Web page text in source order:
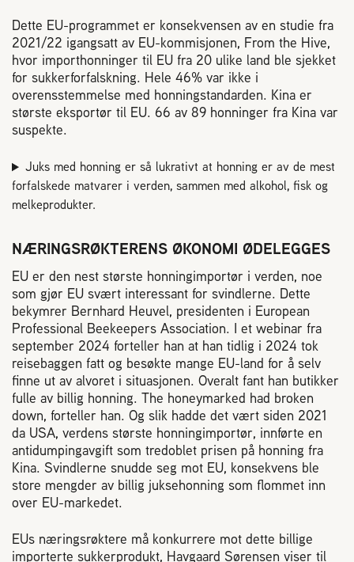
Min side (Rubic)
Dampsagveien 14
2004 Lillestrøm
TEL 63 94 20 80
post@norbi.no
Dette EU-programmet er konsekvensen av en studie fra
2021/22 igangsatt av EU-kommisjonen, From the Hive,
hvor importhonninger til EU fra 20 ulike land ble sjekket
for sukkerforfalskning. Hele 46% var ikke i
overensstemmelse med honningstandarden. Kina er
største eksportør til EU. 66 av 89 honninger fra Kina var
suspekte.
Juks med honning er så lukrativt at honning er av de mest
forfalskede matvarer i verden, sammen med alkohol, fisk og
melkeprodukter.
NÆRINGSRØKTERENS ØKONOMI ØDELEGGES
EU er den nest største honningimportør i verden, noe
som gjør EU svært interessant for svindlerne. Dette
bekymrer Bernhard Heuvel, presidenten i European
Professional Beekeepers Association. I et webinar fra
september 2024 forteller han at han tidlig i 2024 tok
reisebaggen fatt og besøkte mange EU-land for å selv
finne ut av alvoret i situasjonen. Overalt fant han butikker
fulle av billig honning. The honeymarked had broken
down, forteller han. Og slik hadde det vært siden 2021
da USA, verdens største honningimportør, innførte en
antidumpingavgift som tredoblet prisen på honning fra
Kina. Svindlerne snudde seg mot EU, konsekvens ble
store mengder av billig juksehonning som flommet inn
over EU-markedet.
EUs næringsrøktere må konkurrere mot dette billige
importerte sukkerprodukt, Havgaard Sørensen viser til